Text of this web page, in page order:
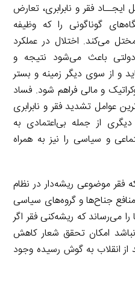
فقر و نابرابری، تعارض
گوناگونی را که وظیفه
می‌کند. اختلال در عملکرد
باعث می‌شود نتیجه و
و از سوی دیگر زمینه و بستر
و مالی فراهم شود. فساد
عوامل تشدید فقر و نابرابری
از جمله بی‌اعتمادی به
و سیاسی را نیز به همراه
فقر موضوعی ریشه‌دار در نظام
جناح‌ها و گروه‌های سیاسی
می‌رساند که ریشه‌کنی فقر اگر
امکان تحقق شعار کاهش
از انقلاب به گوش رسیده وجود